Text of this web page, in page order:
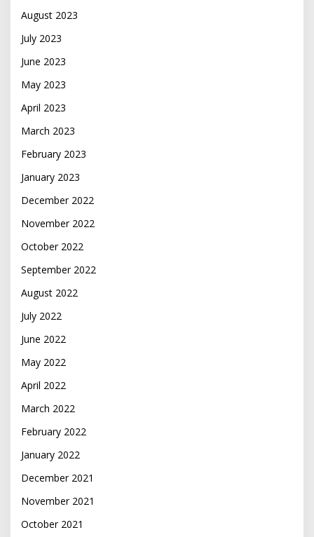
August 2023
July 2023
June 2023
May 2023
April 2023
March 2023
February 2023
January 2023
December 2022
November 2022
October 2022
September 2022
August 2022
July 2022
June 2022
May 2022
April 2022
March 2022
February 2022
January 2022
December 2021
November 2021
October 2021